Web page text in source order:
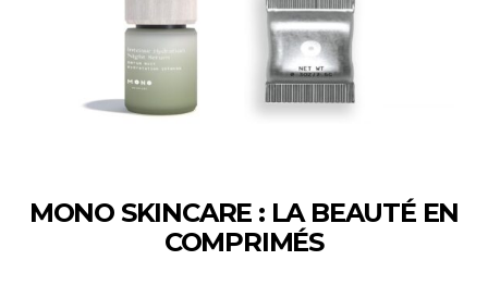
MONO SKINCARE : LA BEAUTÉ EN
COMPRIMÉS